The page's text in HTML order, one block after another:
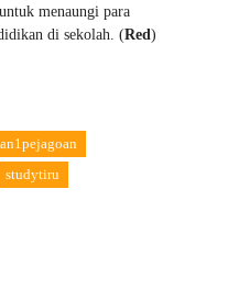
menaungi para
di sekolah. (Red)
studytiru